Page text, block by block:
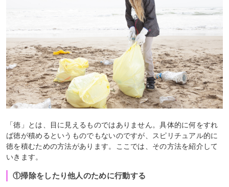
「徳」とは、目に見えるものではありません。具体的に何をすれ
ば徳が積めるというものでもないのですが、スピリチュアル的に
徳を積むための方法があります。ここでは、その方法を紹介して
いきます。
①掃除をしたり他人のために行動する